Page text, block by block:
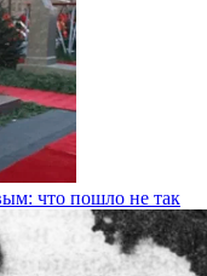
что пошло не так